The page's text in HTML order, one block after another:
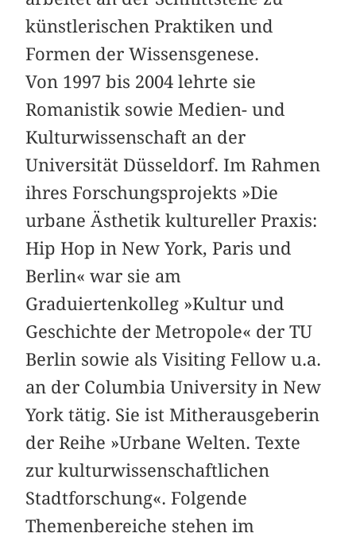
künstlerischen Praktiken und
Formen der Wissensgenese.
Von 1997 bis 2004 lehrte sie
Romanistik sowie Medien- und
Kulturwissenschaft an der
Universität Düsseldorf. Im Rahmen
ihres Forschungsprojekts »Die
urbane Ästhetik kultureller Praxis:
Hip Hop in New York, Paris und
Berlin« war sie am
Graduiertenkolleg »Kultur und
Geschichte der Metropole« der TU
Berlin sowie als Visiting Fellow u.a.
an der Columbia University in New
York tätig. Sie ist Mitherausgeberin
der Reihe »Urbane Welten. Texte
zur kulturwissenschaftlichen
Stadtforschung«. Folgende
Themenbereiche stehen im